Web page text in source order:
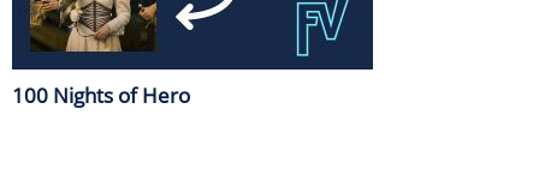
100 Nights of Hero